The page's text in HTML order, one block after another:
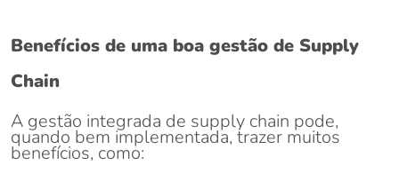
Benefícios de uma boa gestão de Supply
Chain
A gestão integrada de supply chain pode,
quando bem implementada, trazer muitos
benefícios, como: